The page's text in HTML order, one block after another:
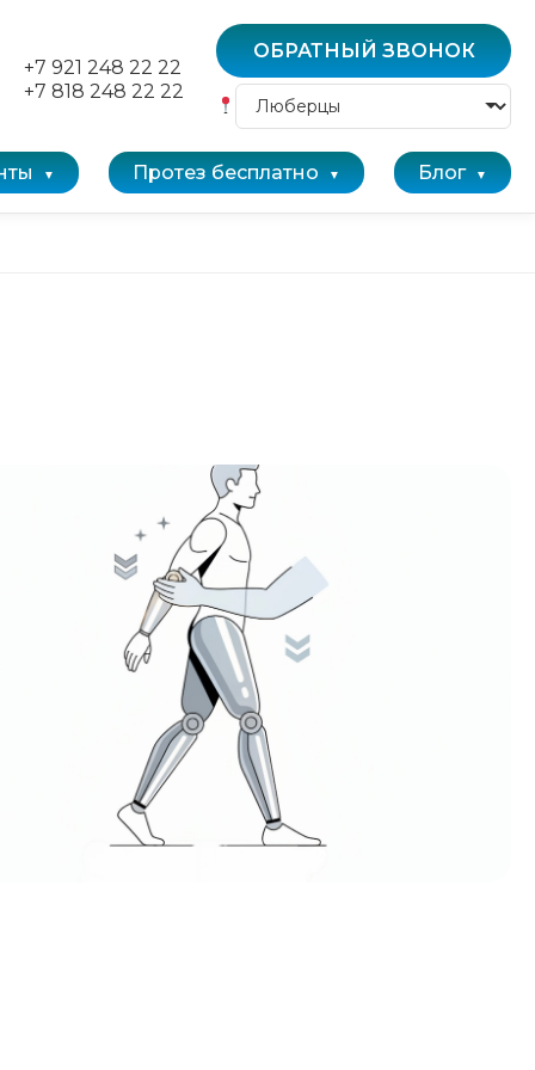
+7 921 248 22 22
+7 818 248 22 22
ОБРАТНЫЙ ЗВОНОК
Протез бесплатно Блог